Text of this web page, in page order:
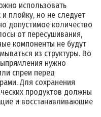
использовать
плойку, но не следует
допустимое количество
от пересушивания,
компоненты не будут
из структуры. Во
нужно
спреи перед
Для сохранения
продуктов должны
и восстанавливающие